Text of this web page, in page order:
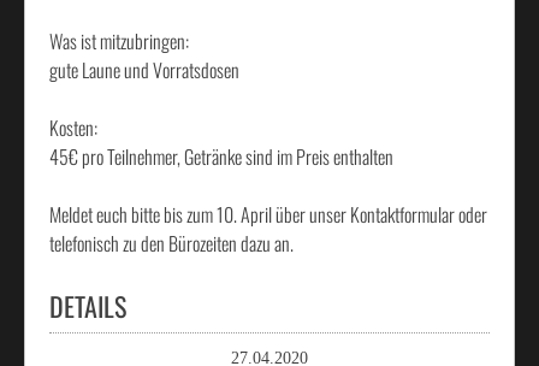
Was ist mitzubringen:
gute Laune und Vorratsdosen
Kosten:
45€ pro Teilnehmer, Getränke sind im Preis enthalten
Meldet euch bitte bis zum 10. April über unser Kontaktformular oder
telefonisch zu den Bürozeiten dazu an.
DETAILS
27.04.2020